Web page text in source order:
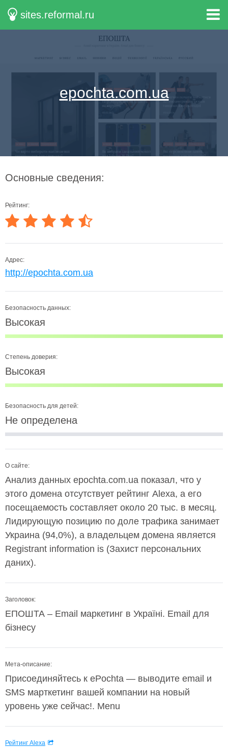
sites.reformal.ru
epochta.com.ua
Основные сведения:
Рейтинг:
Адрес:
http://epochta.com.ua
Безопасность данных:
Высокая
Степень доверия:
Высокая
Безопасность для детей:
Не определена
О сайте:
Анализ данных epochta.com.ua показал, что у
этого домена отсутствует рейтинг Alexa, а его
посещаемость составляет около 20 тыс. в месяц.
Лидирующую позицию по доле трафика занимает
Украина (94,0%), а владельцем домена является
Registrant information is (Захист персональних
даних).
Заголовок:
ЕПОШТА – Email маркетинг в Україні. Email для
бізнесу
Мета-описание:
Присоединяйтесь к ePochta — выводите email и
SMS марткетинг вашей компании на новый
уровень уже сейчас!. Menu
Рейтинг Alexa